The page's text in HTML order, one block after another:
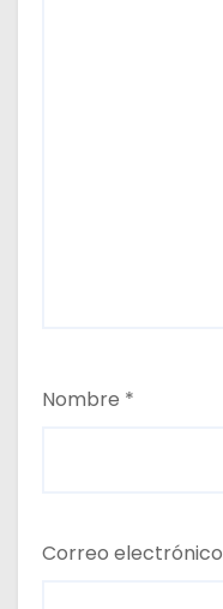
Nombre *
Correo electrónico